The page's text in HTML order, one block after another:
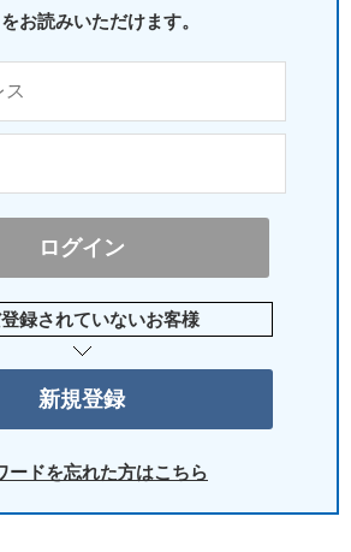
お読みいただけます。
登録されていないお客様
ードを忘れた方はこちら